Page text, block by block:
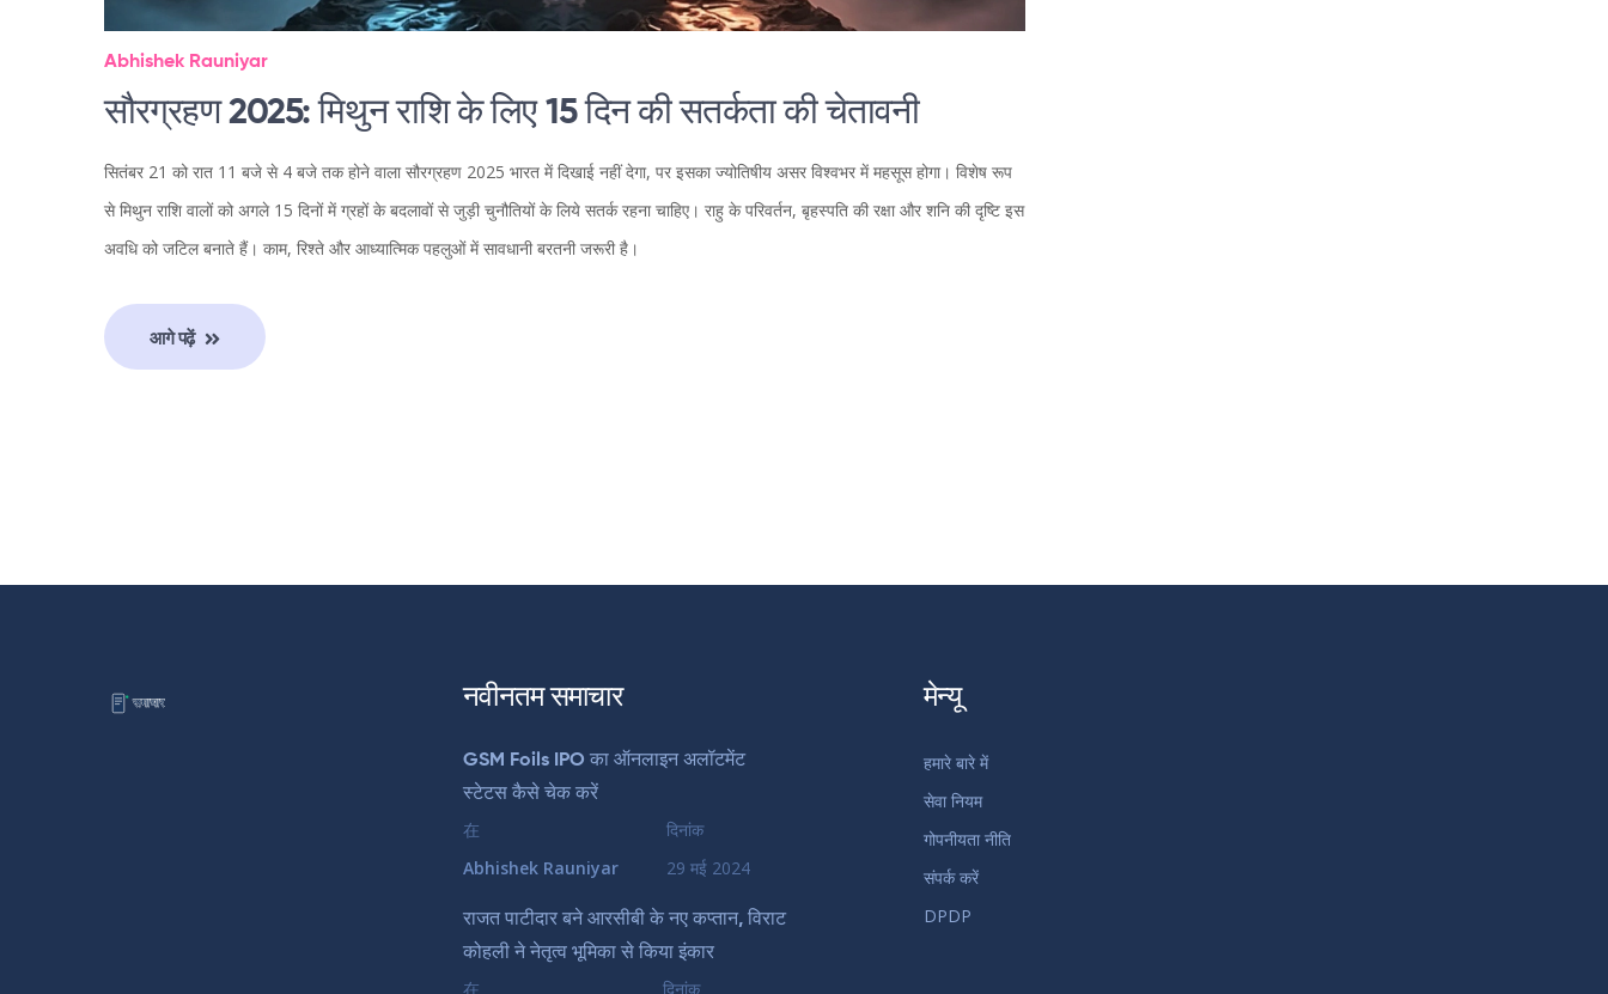
Abhishek Rauniyar
सौरग्रहण 2025: मिथुन राशि के लिए 15 दिन की सतर्कता की चेतावनी
सितंबर 21 को रात 11 बजे से 4 बजे तक होने वाला सौरग्रहण 2025 भारत में दिखाई नहीं देगा, पर इसका ज्योतिषीय असर विश्वभर में महसूस होगा। विशेष रूप
से मिथुन राशि वालों को अगले 15 दिनों में ग्रहों के बदलावों से जुड़ी चुनौतियों के लिये सतर्क रहना चाहिए। राहु के परिवर्तन, बृहस्पति की रक्षा और शनि की दृष्टि इस
अवधि को जटिल बनाते हैं। काम, रिश्ते और आध्यात्मिक पहलुओं में सावधानी बरतनी जरूरी है।
आगे पढ़ें
नवीनतम समाचार
GSM Foils IPO का ऑनलाइन अलॉटमेंट
स्टेटस कैसे चेक करें
在
Abhishek Rauniyar
दिनांक
29 मई 2024
राजत पाटीदार बने आरसीबी के नए कप्तान, विराट
कोहली ने नेतृत्व भूमिका से किया इंकार
在 दिनांक
मेन्यू
हमारे बारे में
सेवा नियम
गोपनीयता नीति
संपर्क करें
DPDP